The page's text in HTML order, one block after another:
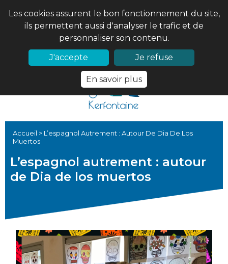
Les cookies assurent le bon fonctionnement du site,
ils permettent aussi d'analyser le trafic et de
personnaliser son contenu.
J'accepte
Je refuse
En savoir plus
02 97 56 61 18
Accueil > L’espagnol Autrement : Autour De Dia De Los
Muertos
L’espagnol autrement : autour
de Dia de los muertos